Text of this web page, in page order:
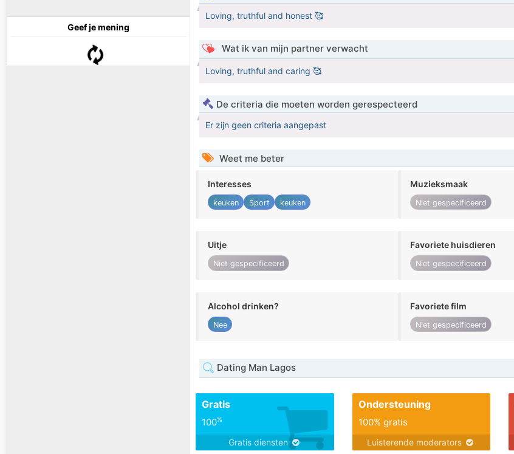
Geef je mening
Loving, truthful and honest 🥰
Wat ik van mijn partner verwacht
Loving, truthful and caring 🥰
De criteria die moeten worden gerespecteerd
Er zijn geen criteria aangepast
Weet me beter
Interesses
keuken Sport keuken
Muzieksmaak
Niet gespecificeerd
Uitje
Niet gespecificeerd
Favoriete huisdieren
Niet gespecificeerd
Alcohol drinken?
Nee
Favoriete film
Niet gespecificeerd
Dating Man Lagos
Gratis
100%
Gratis diensten
Ondersteuning
100% gratis
Luisterende moderators